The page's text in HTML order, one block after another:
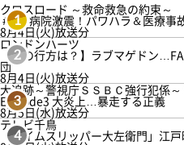
1
クロスロード ～救命救急の約束～
＃5 病院激震！パワハラ＆医療事
8月4日(火)放送分
2
ロンドンハーツ
【恋の行方は？】ラブマゲドン
団
8月4日(火)放送分
3
大追跡～警視庁ＳＳＢＣ強行犯係
Episode3 大炎上…暴走する正義
8月5日(水)放送分
4
テレビ千鳥
「タイムスリッパー大左衛門」江